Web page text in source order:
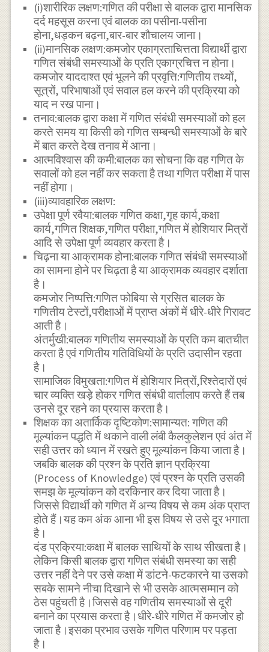
(i)शारीरिक लक्षण:गणित की परीक्षा से बालक द्वारा मानसिक
दर्द महसूस करना एवं बालक का पसीना-पसीना
होना,धड़कन बढ़ना,बार-बार शौचालय जाना।
(ii)मानसिक लक्षण:कमजोर एकाग्रताचित्तता विद्यार्थी द्वारा
गणित संबंधी समस्याओं के प्रति एकाग्रचित्त न होना।
कमजोर याददाश्त एवं भूलने की प्रवृत्ति:गणितीय तथ्यों,
सूत्रों, परिभाषाओं एवं सवाल हल करने की प्रक्रिया को
याद न रख पाना।
तनाव:बालक द्वारा कक्षा में गणित संबंधी समस्याओं को हल
करते समय या किसी को गणित सम्बन्धी समस्याओं के बारे
में बात करते देख तनाव में आना।
आत्मविश्वास की कमी:बालक का सोचना कि वह गणित के
सवालों को हल नहीं कर सकता है तथा गणित परीक्षा में पास
नहीं होगा।
(iii)व्यावहारिक लक्षण:
उपेक्षा पूर्ण रवैया:बालक गणित कक्षा,गृह कार्य,कक्षा
कार्य,गणित शिक्षक,गणित परीक्षा,गणित में होशियार मित्रों
आदि से उपेक्षा पूर्ण व्यवहार करता है।
चिढ़ना या आक्रामक होना:बालक गणित संबंधी समस्याओं
का सामना होने पर चिढ़ता है या आक्रामक व्यवहार दर्शाता
है।
कमजोर निष्पत्ति:गणित फोबिया से ग्रसित बालक के
गणितीय टेस्टों,परीक्षाओं में प्राप्त अंकों में धीरे-धीरे गिरावट
आती है।
अंतर्मुखी:बालक गणितीय समस्याओं के प्रति कम बातचीत
करता है एवं गणितीय गतिविधियों के प्रति उदासीन रहता
है।
सामाजिक विमुखता:गणित में होशियार मित्रों,रिश्तेदारों एवं
चार व्यक्ति खड़े होकर गणित संबंधी वार्तालाप करते हैं तब
उनसे दूर रहने का प्रयास करता है।
शिक्षक का अतार्किक दृष्टिकोण:सामान्यत: गणित की
मूल्यांकन पद्धति में थकाने वाली लंबी कैलकुलेशन एवं अंत में
सही उत्तर को ध्यान में रखते हुए मूल्यांकन किया जाता है।
जबकि बालक की प्रश्न के प्रति ज्ञान प्रक्रिया
(Process of Knowledge) एवं प्रश्न के प्रति उसकी
समझ के मूल्यांकन को दरकिनार कर दिया जाता है।
जिससे विद्यार्थी को गणित में अन्य विषय से कम अंक प्राप्त
होते हैं।यह कम अंक आना भी इस विषय से उसे दूर भगाता
है।
दंड प्रक्रिया:कक्षा में बालक साथियों के साथ सीखता है।
लेकिन किसी बालक द्वारा गणित संबंधी समस्या का सही
उत्तर नहीं देने पर उसे कक्षा में डांटने-फटकारने या उसको
सबके सामने नीचा दिखाने से भी उसके आत्मसम्मान को
ठेस पहुंचती है।जिससे वह गणितीय समस्याओं से दूरी
बनाने का प्रयास करता है।धीरे-धीरे गणित में कमजोर हो
जाता है।इसका प्रभाव उसके गणित परिणाम पर पड़ता
है।